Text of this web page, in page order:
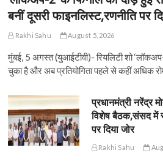
बनीं दूसरी फाइनलिस्ट,रणनीति पर
Rakhi Sahu August 5, 2026
मुंबई, 5 अगस्त (युआईटीवी)- रियलिटी शो
चुका है और अब प्रतियोगिता पहले से कहीं अधिक
प्रधानमंत्री नरेंद्र
विशेष बैठक,संसद में
पर दिया जोर
Rakhi Sahu